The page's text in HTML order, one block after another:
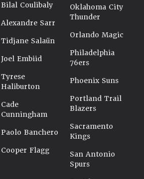
Bilal Coulibaly
Alexandre Sarr
Tidjane Salaün
Joel Embiid
Tyrese
Haliburton
Cade
Cunningham
Paolo Banchero
Cooper Flagg
Oklahoma City
Thunder
Orlando Magic
Philadelphia
76ers
Phoenix Suns
Portland Trail
Blazers
Sacramento
Kings
San Antonio
Spurs